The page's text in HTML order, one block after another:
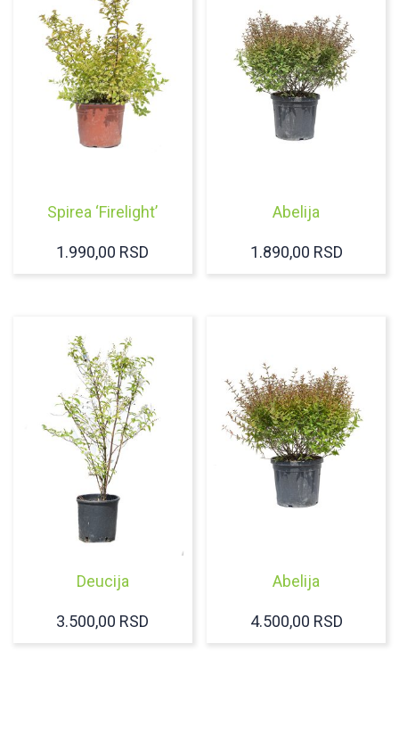
Spirea ‘Firelight’
1.990,00 RSD
Abelija
1.890,00 RSD
Deucija
3.500,00 RSD
Abelija
4.500,00 RSD